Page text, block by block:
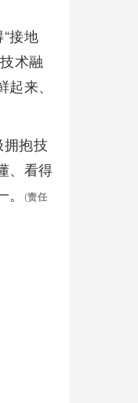
接地
术融
来、
抱技
、看得
(责任